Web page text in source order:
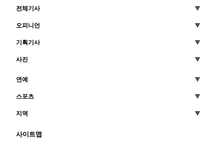
전체기사
오피니언
기획기사
사진
연예
스포츠
지역
사이트맵